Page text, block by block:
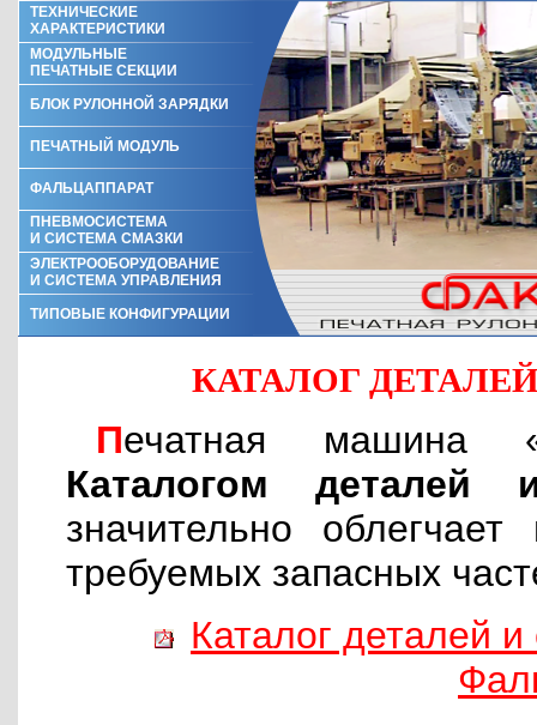
ТЕХНИЧЕСКИЕ
ХАРАКТЕРИСТИКИ
МОДУЛЬНЫЕ
ПЕЧАТНЫЕ СЕКЦИИ
БЛОК РУЛОННОЙ ЗАРЯДКИ
ПЕЧАТНЫЙ МОДУЛЬ
ФАЛЬЦАППАРАТ
ПНЕВМОСИСТЕМА
И СИСТЕМА СМАЗКИ
ЭЛЕКТРООБОРУДОВАНИЕ
И СИСТЕМА УПРАВЛЕНИЯ
ТИПОВЫЕ КОНФИГУРАЦИИ
КАТАЛОГ
Печатная машина
Каталогом деталей
значительно
требуемых запасных
Каталог деталей